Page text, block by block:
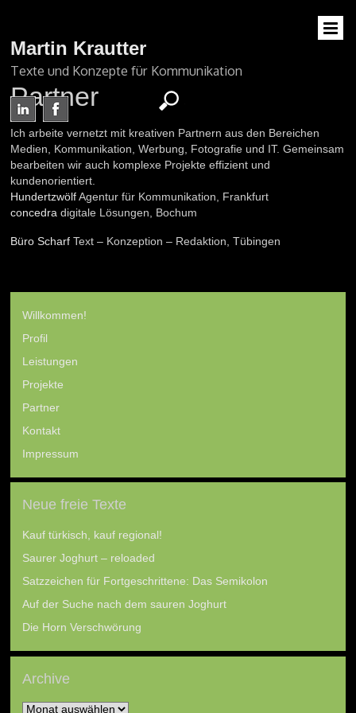
Martin Krautter
Texte und Konzepte für Kommunikation
Partner
Ich arbeite vernetzt mit kreativen Partnern aus den Bereichen
Medien, Kommunikation, Werbung, Fotografie und IT. Gemeinsam
bearbeiten wir auch komplexe Projekte effizient und
kundenorientiert.
Hundertzwölf Agentur für Kommunikation, Frankfurt
concedra digitale Lösungen, Bochum
Büro Scharf Text – Konzeption – Redaktion, Tübingen
Willkommen!
Profil
Leistungen
Projekte
Partner
Kontakt
Impressum
Neue freie Texte
Kauf türkisch, kauf regional!
Saurer Joghurt – reloaded
Satzzeichen für Fortgeschrittene: Das Semikolon
Auf der Suche nach dem sauren Joghurt
Die Horn Verschwörung
Archive
Archive